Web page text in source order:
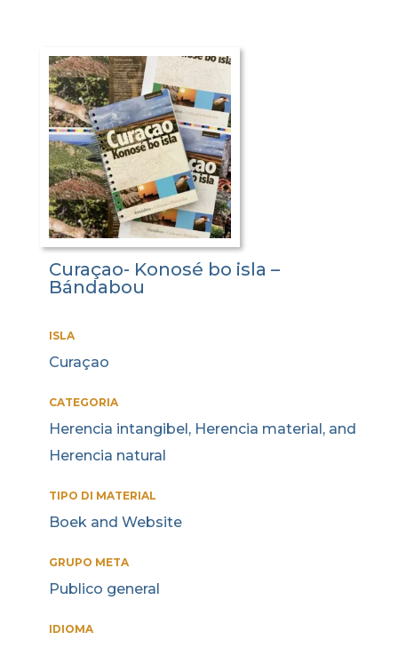
Curaçao- Konosé bo isla –
Bándabou
ISLA
Curaçao
CATEGORIA
Herencia intangibel, Herencia material, and
Herencia natural
TIPO DI MATERIAL
Boek and Website
GRUPO META
Publico general
IDIOMA